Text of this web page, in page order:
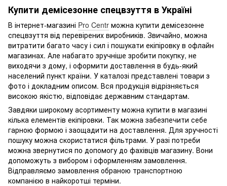
Купити демісезонне спецвзуття в Україні
В інтернет-магазині Pro Centr можна купити демісезонне
спецвзуття від перевірених виробників. Звичайно, можна
витратити багато часу і сил і пошукати екіпіровку в офлайн
магазинах. Але набагато зручніше зробити покупку, не
виходячи з дому, і оформити доставлення в будь-який
населений пункт країни. У каталозі представлені товари з
фото і докладним описом. Вся продукція відрізняється
високою якістю, відповідає державним стандартам.
Завдяки широкому асортименту можна купити в магазині
кілька елементів екіпіровки. Так можна забезпечити себе
гарною формою і заощадити на доставлення. Для зручності
пошуку можна скористатися фільтрами. У разі потреби
можна звернутися по допомогу до фахівців магазину. Вони
допоможуть з вибором і оформленням замовлення.
Відправляємо замовлення обраною транспортною
компанією в найкоротші терміни.